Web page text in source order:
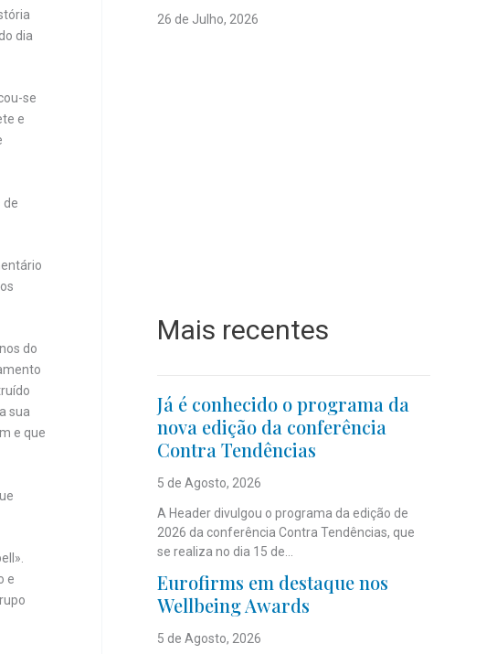
dia
se
e
de
do
sua
e que
e
26 de Julho, 2026
Mais recentes
Já é conhecido o programa da
nova edição da conferência
Contra Tendências
5 de Agosto, 2026
A Header divulgou o programa da edição de
2026 da conferência Contra Tendências, que
se realiza no dia 15 de...
Eurofirms em destaque nos
Wellbeing Awards
5 de Agosto, 2026